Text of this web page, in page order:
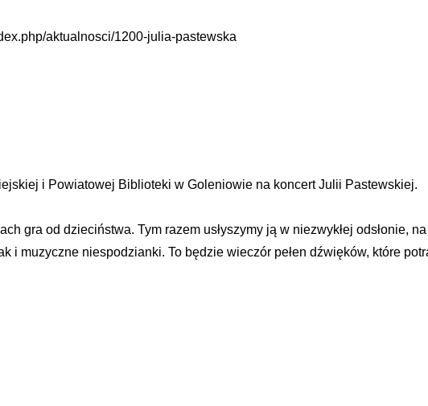
aktualnosci/1200-julia-pastewska
i Powiatowej Biblioteki w Goleniowie na koncert Julii Pastewskiej.
gra od dzieciństwa. Tym razem usłyszymy ją w niezwykłej odsłonie,
i muzyczne niespodzianki. To będzie wieczór pełen dźwięków, które